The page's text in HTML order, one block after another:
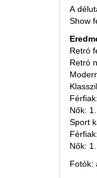
A
Show
Retró
Retró
Nők:
Sport
Nők:
Fotók: